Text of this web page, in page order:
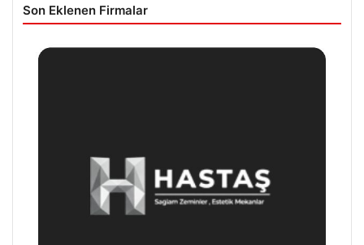
Son Eklenen Firmalar